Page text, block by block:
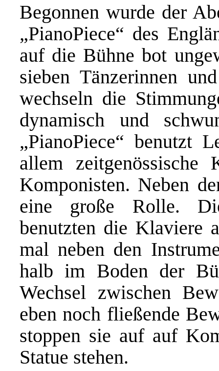
Begonnen wurde der
„PianoPiece“ des
auf die Bühne bot
sieben Tänzerinnen
wechseln die
dynamisch und
„PianoPiece“ benutzt
allem zeitgenössische
Komponisten. Neben
eine große Rolle.
benutzten die Klaviere
mal neben den
halb im Boden der
Wechsel zwischen
eben noch fließende
stoppen sie auf auf
Statue stehen.